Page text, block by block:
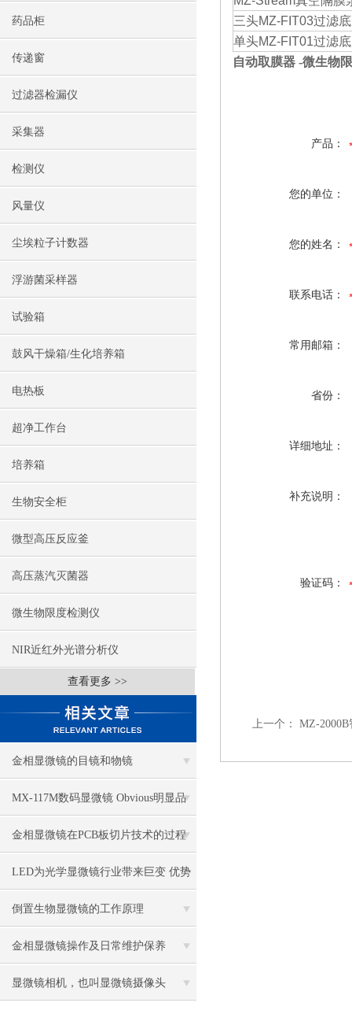
药品柜
传递窗
过滤器检漏仪
采集器
检测仪
风量仪
尘埃粒子计数器
浮游菌采样器
试验箱
鼓风干燥箱/生化培养箱
电热板
超净工作台
培养箱
生物安全柜
微型高压反应釜
高压蒸汽灭菌器
微生物限度检测仪
NIR近红外光谱分析仪
查看更多 >>
金相显微镜的目镜和物镜
MX-117M数码显微镜 Obvious明显品
牌值得推荐
金相显微镜在PCB板切片技术的过程
控制中的作用
LED为光学显微镜行业带来巨变 优势
比传统卤素更明显
倒置生物显微镜的工作原理
金相显微镜操作及日常维护保养
显微镜相机，也叫显微镜摄像头
三头MZ-FIT03过滤
单头MZ-FIT01过滤
自动取膜器 -微生物
产品：
您的单位：
您的姓名：
联系电话：
常用邮箱：
省份：
详细地址：
补充说明：
验证码：
上一个： MZ-